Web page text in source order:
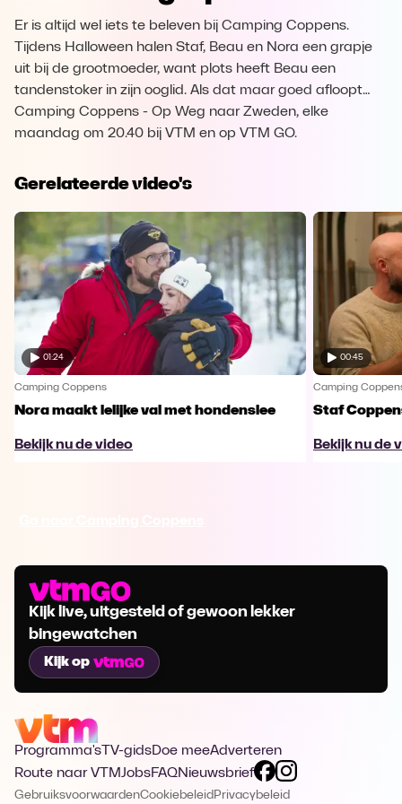
Er is altijd wel iets te beleven bij Camping Coppens.
Tijdens Halloween halen Staf, Beau en Nora een grapje
uit bij de grootmoeder, want plots heeft Beau een
tandenstoker in zijn ooglid. Als dat maar goed afloopt…
Camping Coppens - Op Weg naar Zweden, elke
maandag om 20.40 bij VTM en op VTM GO.
Gerelateerde video's
01:24
Camping Coppens
Nora maakt lelijke val met hondenslee
Bekijk nu de video
00:45
Camping
Staf
Bekijk nu de
Kijk live, uitgesteld of gewoon lekker
bingewatchen
Kijk op
Programma's TV-gidsDoe meeAdverteren
Route naar VTMJobsFAQNieuwsbrief
GebruiksvoorwaardenCookiebeleid Privacybeleid